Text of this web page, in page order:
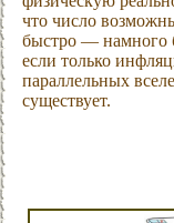
что число
быстро — намного
если только
параллельных
существует.